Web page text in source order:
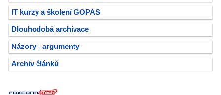
IT kurzy a školení GOPAS
Dlouhodobá archivace
Názory - argumenty
Archiv článků